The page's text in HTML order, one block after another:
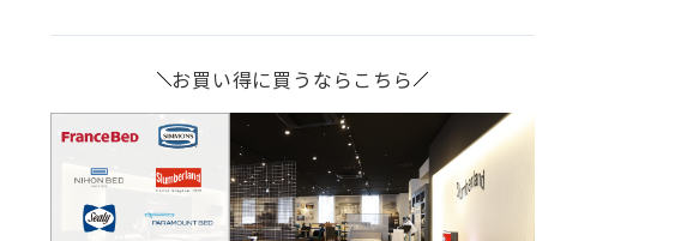
お買い得に買うならこちら